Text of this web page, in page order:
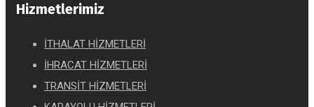
Hizmetlerimiz
İTHALAT HİZMETLERİ
İHRACAT HİZMETLERİ
TRANSİT HİZMETLERİ